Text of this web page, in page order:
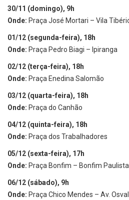
30/11 (domingo), 9h
Onde: Praça José Mortari – Vila
01/12 (segunda-feira), 18h
Onde: Praça Pedro Biagi – Ipiranga
02/12 (terça-feira), 18h
Onde: Praça Enedina Salomão
03/12 (quarta-feira), 18h
Onde: Praça do Canhão
04/12 (quinta-feira), 18h
Onde: Praça dos Trabalhadores
05/12 (sexta-feira), 17h
Onde: Praça Bonfim – Bonfim Paulista
06/12 (sábado), 9h
Onde: Praça Chico Mendes – Av.